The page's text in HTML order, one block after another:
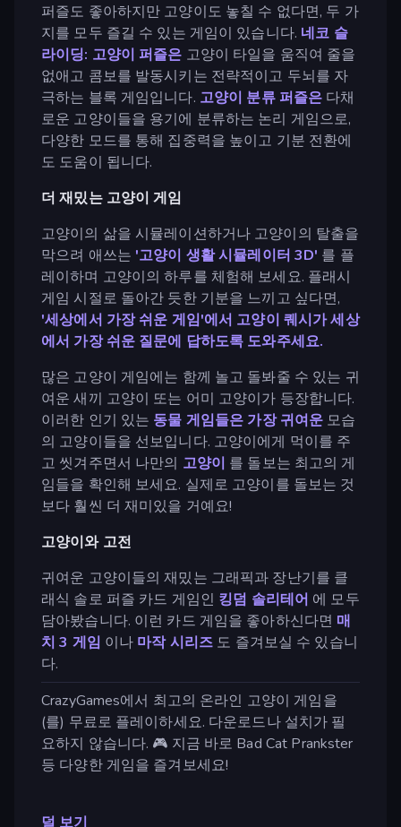
퍼즐도 좋아하지만 고양이도 놓칠 수 없다면, 두 가
지를 모두 즐길 수 있는 게임이 있습니다. 네코 슬
라이딩: 고양이 퍼즐은 고양이 타일을 움직여 줄을
없애고 콤보를 발동시키는 전략적이고 두뇌를 자
극하는 블록 게임입니다. 고양이 분류 퍼즐은 다채
로운 고양이들을 용기에 분류하는 논리 게임으로,
다양한 모드를 통해 집중력을 높이고 기분 전환에
도 도움이 됩니다.
더 재밌는 고양이 게임
고양이의 삶을 시뮬레이션하거나 고양이의 탈출을
막으려 애쓰는 '고양이 생활 시뮬레이터 3D' 를 플
레이하며 고양이의 하루를 체험해 보세요. 플래시
게임 시절로 돌아간 듯한 기분을 느끼고 싶다면,
'세상에서 가장 쉬운 게임'에서 고양이 퀘시가 세상
에서 가장 쉬운 질문에 답하도록 도와주세요.
많은 고양이 게임에는 함께 놀고 돌봐줄 수 있는 귀
여운 새끼 고양이 또는 어미 고양이가 등장합니다.
이러한 인기 있는 동물 게임들은 가장 귀여운 모습
의 고양이들을 선보입니다. 고양이에게 먹이를 주
고 씻겨주면서 나만의 고양이 를 돌보는 최고의 게
임들을 확인해 보세요. 실제로 고양이를 돌보는 것
보다 훨씬 더 재미있을 거예요!
고양이와 고전
귀여운 고양이들의 재밌는 그래픽과 장난기를 클
래식 솔로 퍼즐 카드 게임인 킹덤 솔리테어 에 모두
담아봤습니다. 이런 카드 게임을 좋아하신다면 매
치 3 게임 이나 마작 시리즈 도 즐겨보실 수 있습니
다.
CrazyGames에서 최고의 온라인 고양이 게임을
(를) 무료로 플레이하세요. 다운로드나 설치가 필
요하지 않습니다. 🎮 지금 바로 Bad Cat Prankster
등 다양한 게임을 즐겨보세요!
덜 보기